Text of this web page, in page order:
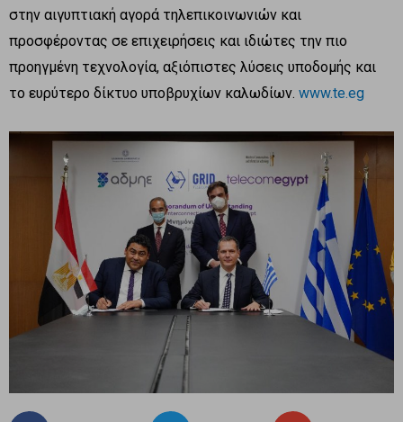
στην αιγυπτιακή αγορά τηλεπικοινωνιών και
προσφέροντας σε επιχειρήσεις και ιδιώτες την πιο
προηγμένη τεχνολογία, αξιόπιστες λύσεις υποδομής και
το ευρύτερο δίκτυο υποβρυχίων καλωδίων. www.te.eg